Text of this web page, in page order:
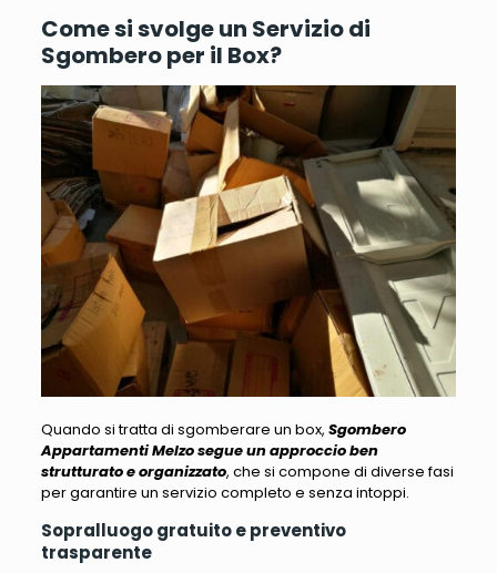
Come si svolge un Servizio di
Sgombero per il Box?
Quando si tratta di sgomberare un box, Sgombero
Appartamenti Melzo segue un approccio ben
strutturato e organizzato, che si compone di diverse fasi
per garantire un servizio completo e senza intoppi.
Sopralluogo gratuito e preventivo
trasparente